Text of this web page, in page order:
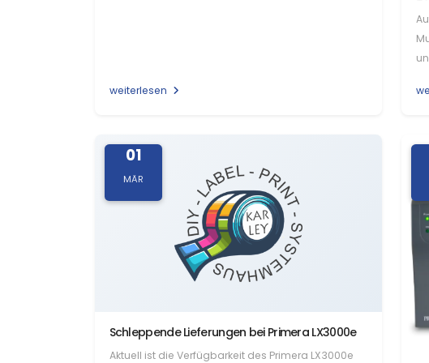
weiterlesen
01
MÄR
Schleppende Lieferungen bei Primera LX3000e
Aktuell ist die Verfügbarkeit des Primera LX3000e